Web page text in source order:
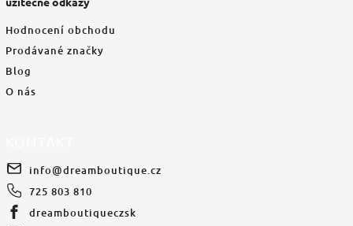
Hodnocení obchodu
Prodávané značky
Blog
O nás
info@dreamboutique.cz
725 803 810
dreamboutiqueczsk